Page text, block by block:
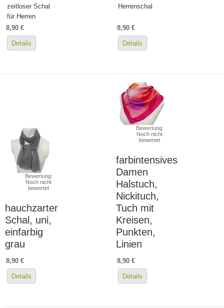
zeitloser Schal
für Herren
8,90 €
Details
Herrenschal
8,90 €
Details
Bewertung:
Noch nicht
bewertet
hauchzarter
Schal, uni,
einfarbig
grau
8,90 €
Details
Bewertung:
Noch nicht
bewertet
farbintensives
Damen
Halstuch,
Nickituch,
Tuch mit
Kreisen,
Punkten,
Linien
8,90 €
Details